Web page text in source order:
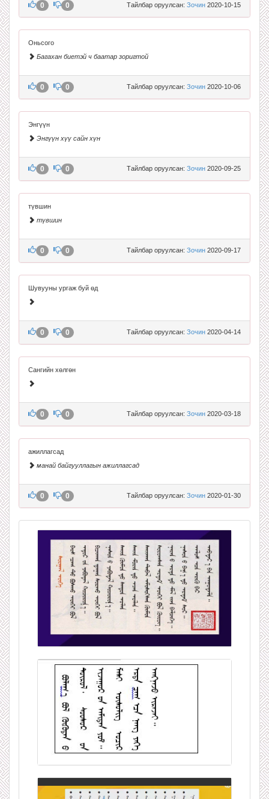
Тайлбар оруулсан: Зочин 2020-10-15
0 0
Оньсого
Багахан биетэй ч баатар зоригтой
Тайлбар оруулсан: Зочин 2020-10-06
0 0
Энгүүн
Энгүүн хүү сайн хүн
Тайлбар оруулсан: Зочин 2020-09-25
0 0
түвшин
түвшин
Тайлбар оруулсан: Зочин 2020-09-17
0 0
Шувууны ургаж буй өд
Тайлбар оруулсан: Зочин 2020-04-14
0 0
Сангийн хөлгөн
Тайлбар оруулсан: Зочин 2020-03-18
0 0
ажиллагсад
манай байгууллагын ажиллагсад
Тайлбар оруулсан: Зочин 2020-01-30
0 0